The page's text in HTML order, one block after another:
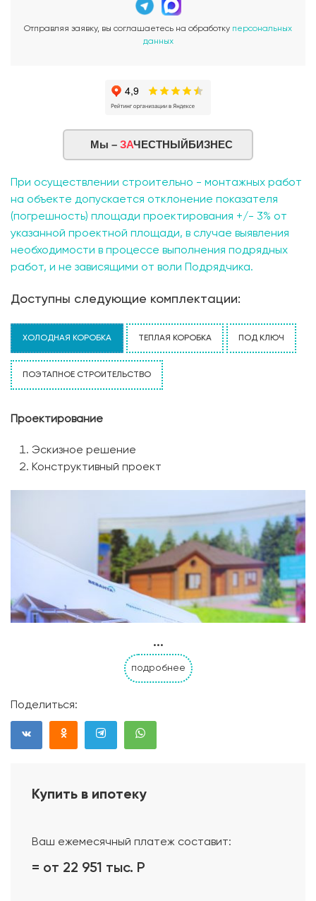
Отправляя заявку, вы соглашаетесь на обработку персональных
данных
Мы – ЗАЧЕСТНЫЙБИЗНЕС
При осуществлении строительно - монтажных работ
на объекте допускается отклонение показателя
(погрешность) площади проектирования +/- 3% от
указанной проектной площади, в случае выявления
необходимости в процессе выполнения подрядных
работ, и не зависящими от воли Подрядчика.
Доступны следующие комплектации:
ХОЛОДНАЯ КОРОБКА ТЕПЛАЯ КОРОБКА ПОД КЛЮЧ
ПОЭТАПНОЕ СТРОИТЕЛЬСТВО
Проектирование
Эскизное решение
Конструктивный проект
Проект дома
...
подробнее
Поделиться:
Купить в ипотеку
Ваш ежемесячный платеж составит:
= от 22 951 тыс. Р